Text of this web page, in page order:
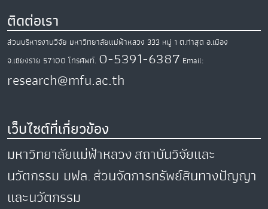
ติดต่อเรา
ส่วนบริหารงานวิจัย มหาวิทยาลัยแม่ฟ้าหลวง 333 หมู่ 1 ต.ท่าสุด อ.เมือง
จ.เชียงราย 57100 โทรศัพท์. 0-5391-6387 Email:
research@mfu.ac.th
เว็บไซต์ที่เกี่ยวข้อง
มหาวิทยาลัยแม่ฟ้าหลวงสถาบันวิจัยและ
นวัตกรรม มฟล.ส่วนจัดการทรัพย์สินทางปัญญา
และนวัตกรรม